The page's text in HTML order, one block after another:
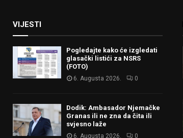
VIJESTI
Pogledajte kako će izgledati
glasački listići za NSRS
(FOTO)
6. Augusta 2026. 0
Dodik: Ambasador Njemačke
Granas ili ne zna da čita ili
svjesno laže
6. Augusta 2026. 0